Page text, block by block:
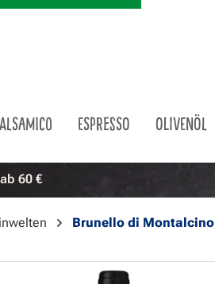
ESPRESSO OLIVENÖL
60 €
Brunello di Montalcino